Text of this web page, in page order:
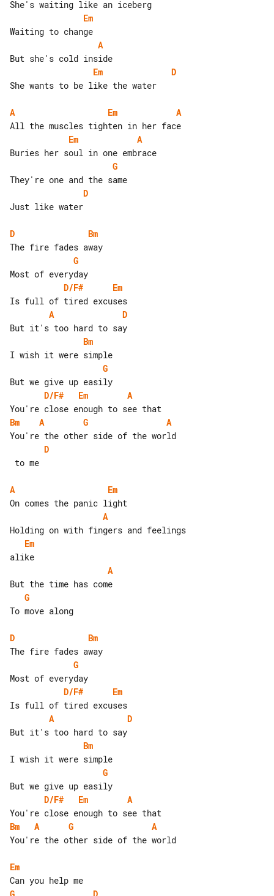
Em
A
Em
D
She wants to be like the water
A Em
A
Em
A
G
D
Just like water
D
Bm
G
D/F#
Em
A
D
Bm
G
D/F#
Em
A
Bm
A G
A
D
A
Em
A
Em
A
G
To move along
D
Bm
G
D/F#
Em
A
D
Bm
G
D/F#
Em
A
Bm
A G
A
You're the other side of the world
Em